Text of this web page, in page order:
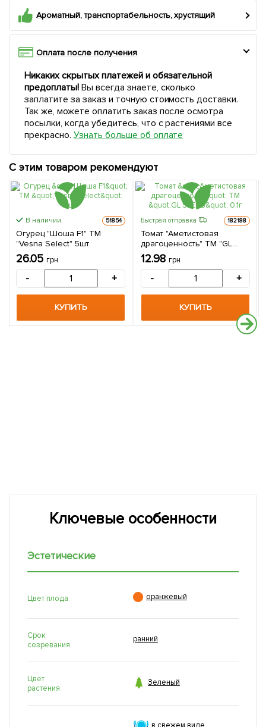
Ароматный, транспортабельность, хрустящий
Оплата после получения
Никаких скрытых платежей и обязательной
предоплаты!Вы всегда знаете, сколько
заплатите за заказ и точную стоимость доставки.
Так же, можете оплатить заказ после осмотра
посылки, когда убедитесь, что с растениями все
прекрасно. Узнать больше об оплате
С этим товаром рекомендуют
В наличии. 51854
Огурец "Шоша F1" ТМ
"Vesna Select" 5шт
26.05 грн
- +
КУПИТЬ
Быстрая отправка 182188
Томат "Аметистовая
драгоценность" ТМ "GL
SEEDS" 0.1г
12.98 грн
- +
КУПИТЬ
Ключевые особенности
Эстетические
Цвет плода  оранжевый
Срок
созревания
ранний
Цвет
растения
 Зеленый